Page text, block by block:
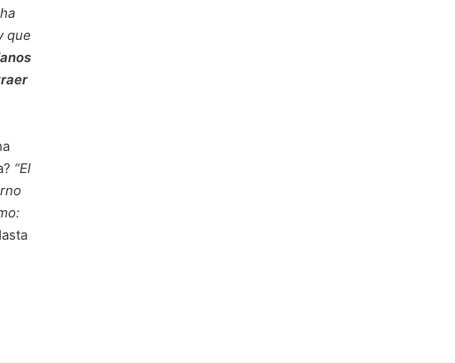
que
“El